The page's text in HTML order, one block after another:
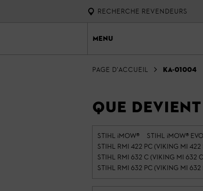
RECHERCHE REVENDEURS
Menu
page d'accueil KA-01004
Que
STIHL iMOW® STIHL iMOW® EVO
STIHL RMI 422 PC (VIKING MI 422
STIHL RMI 632 C (VIKING MI 632
STIHL RMI 632 PC (VIKING MI 632